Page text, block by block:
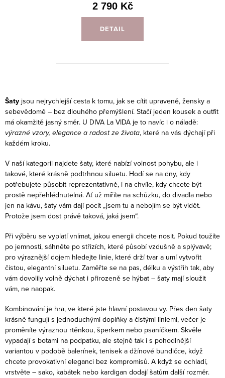
2 790 Kč
DETAIL
v
l
á
d
c
í
p
r
v
y
v
ý
p
i
s
u
Šaty jsou nejrychlejší cesta k tomu, jak se cítit upraveně, žensky a
sebevědomě – bez dlouhého přemýšlení. Stačí jeden kousek a outfit
má okamžitě jasný směr. U DIVA La VIDA je to navíc i o náladě:
výrazné vzory, elegance a radost ze života, které na vás dýchají při
každém kroku.
V naší kategorii najdete šaty, které nabízí volnost pohybu, ale i
takové, které krásně podtrhnou siluetu. Hodí se na dny, kdy
potřebujete působit reprezentativně, i na chvíle, kdy chcete být
prostě nepřehlédnutelná. Ať už míříte na schůzku, do divadla nebo
jen na kávu, šaty vám dají pocit „jsem tu a nebojím se být vidět.
Protože jsem dost právě taková, jaká jsem“.
Při výběru se vyplatí vnímat, jakou energii chcete nosit. Pokud toužíte
po jemnosti, sáhněte po střizích, které působí vzdušně a splývavě;
pro výraznější dojem hledejte linie, které drží tvar a umí vytvořit
čistou, elegantní siluetu. Zaměřte se na pas, délku a výstřih tak, aby
vám dovolily volně dýchat i přirozeně se hýbat – šaty mají sloužit
vám, ne naopak.
Kombinování je hra, ve které jste hlavní postavou vy. Přes den šaty
krásně fungují s jednoduchými doplňky a čistými liniemi, večer je
proměníte výraznou rtěnkou, šperkem nebo psaníčkem. Skvěle
vypadají s botami na podpatku, ale stejně tak i s pohodlnější
variantou v podobě balerínek, tenisek a džínové bundičce, když
chcete provokativní eleganci bez kompromisů. A když se ochladí,
vrstvěte – sako, kabátek nebo kardigan dodají šatům další rozměr.